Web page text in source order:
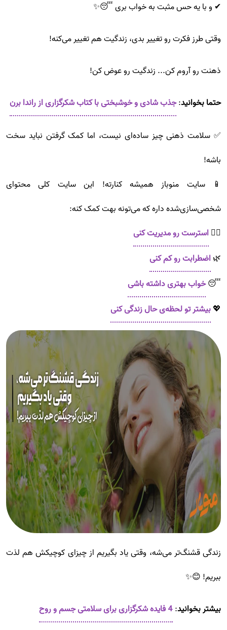
✔ و با یه حس مثبت به خواب بری 😴✨
وقتی طرز فکرت رو تغییر بدی، زندگیت هم تغییر می‌کنه!
ذهنت رو آروم کن... زندگیت رو عوض کن!
حتما بخوانید:جذب شادی و خوشبختی با کتاب شکرگزاری از راندا برن
✅ سلامت ذهنی چیز ساده‌ای نیست، اما کمک گرفتن نباید سخت
باشه!
📱 سایت منوباز همیشه کنارته! این سایت کلی محتوای
شخصی‌سازی‌شده داره که می‌تونه بهت کمک کنه:
💆‍♀️استرست رو مدیریت کنی
🌿اضطرابت رو کم کنی
😴خواب بهتری داشته باشی
💖بیشتر تو لحظه‌ی حال زندگی کنی
زندگی قشنگ‌تر می‌شه، وقتی یاد بگیریم از چیزای کوچیکش هم لذت
ببریم! 😊✨
بیشتر بخوانید:4 فایده شکرگزاری برای سلامتی جسم و روح